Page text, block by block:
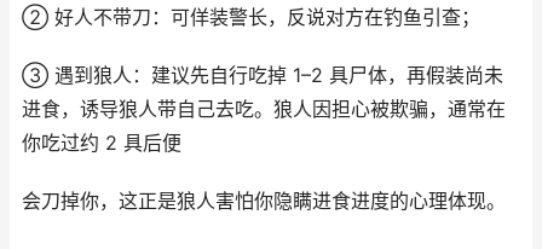
② 好人不带刀：可佯装警长，反说对方在钓鱼引查；
③ 遇到狼人：建议先自行吃掉 1–2 具尸体，再假装尚未
进食，诱导狼人带自己去吃。狼人因担心被欺骗，通常在
你吃过约 2 具后便
会刀掉你，这正是狼人害怕你隐瞒进食进度的心理体现。